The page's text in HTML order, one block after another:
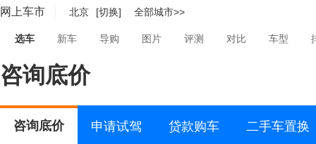
网上车市 北京 [切换] 全部城市>>
选车 新车 导购 图片 评测 对比 车型
咨询底价
咨询底价 申请试驾 贷款购车 二手车置换